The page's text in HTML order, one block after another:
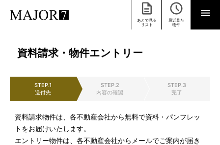
あとで見る
リスト
最近見た
物件
資料請求・物件エントリー
STEP.1
送付先
STEP.2
内容の確認
STEP.3
完了
資料請求物件は、各不動産会社から無料で資料・パンフレッ
トをお届けいたします。
エントリー物件は、各不動産会社からメールでご案内が届き